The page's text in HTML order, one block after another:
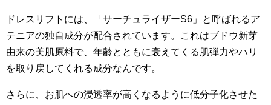
ドレスリフトには、「サーチュライザーS6」と呼ばれるア
テニアの独自成分が配合されています。これはブドウ新芽
由来の美肌原料で、年齢とともに衰えてくる肌弾力やハリ
を取り戻してくれる成分なんです。
さらに、お肌への浸透率が高くなるように低分子化させた